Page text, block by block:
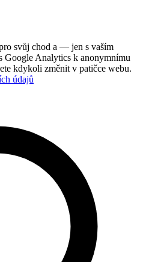
svůj chod a — jen s vaším
Analytics k anonymnímu
kdykoli změnit v patičce webu.
údajů